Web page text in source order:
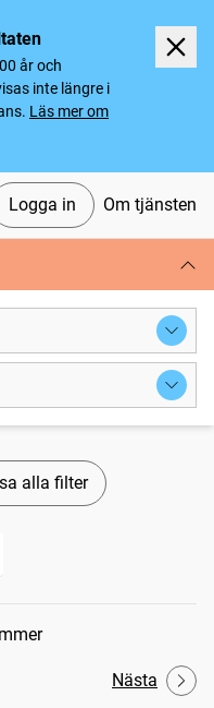
år och
inte längre i
Läs mer om
Logga in Om tjänsten
alla filter
Nästa